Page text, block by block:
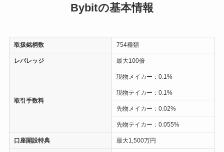
Bybitの基本情報
取扱銘柄数 754種類
レバレッジ 最大100倍
取引手数料
現物メイカー：0.1%
現物テイカー：0.1%
先物メイカー：0.02%
先物テイカー：0.055%
口座開設特典 最大1,500万円